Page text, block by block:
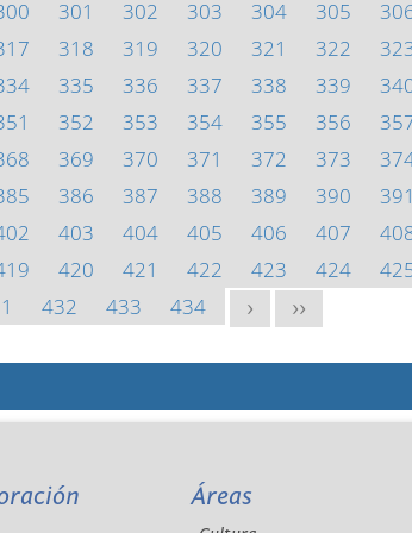
301 302 303 304 305
318 319 320 321 322
335 336 337 338 339
352 353 354 355 356
369 370 371 372 373
386 387 388 389 390 391
403 404 405 406 407
420 421 422 423 424
432 433 434 > >>
Áreas